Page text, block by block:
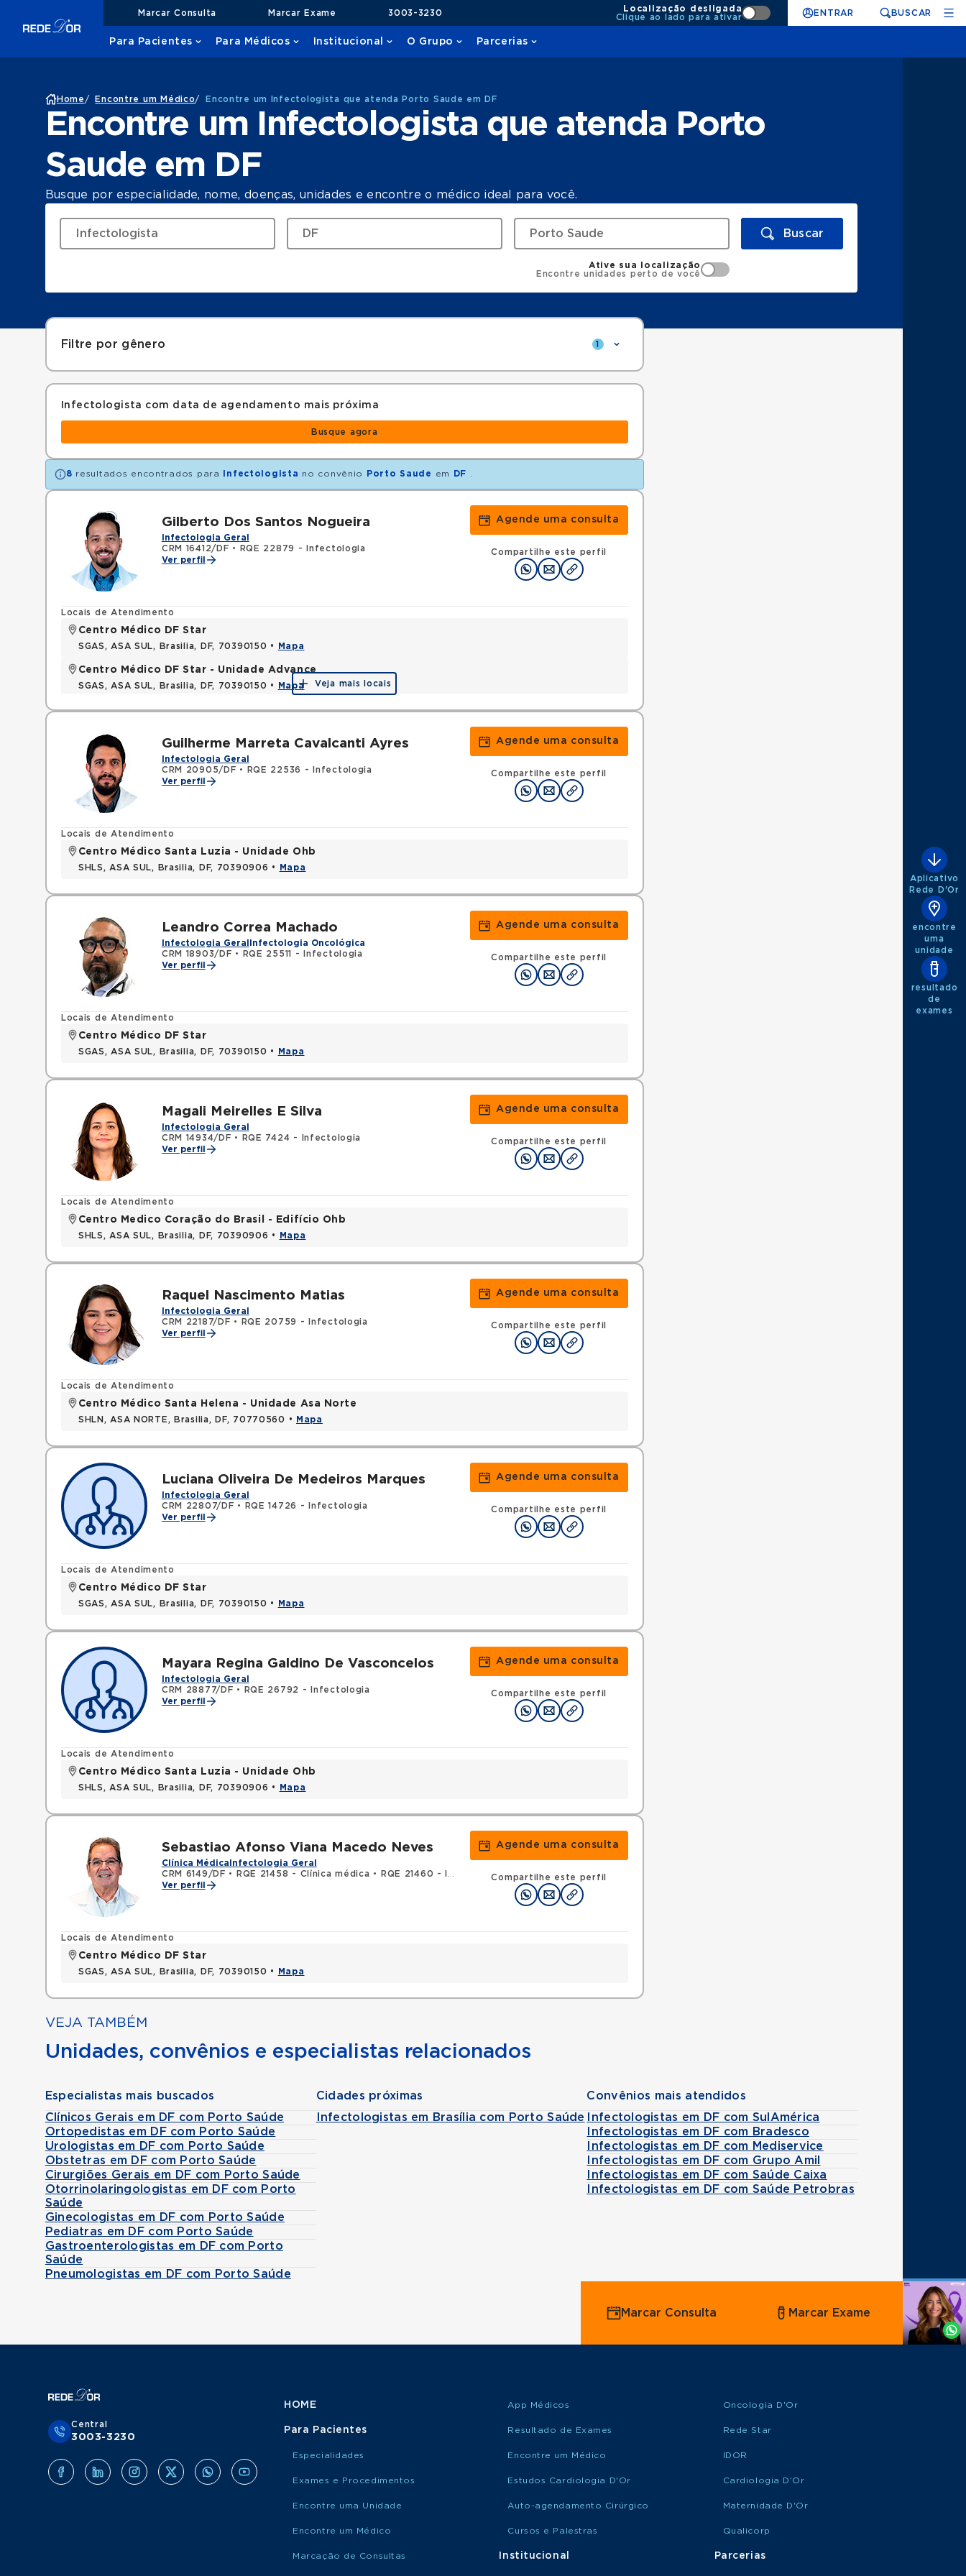
Marcar Consulta Marcar Exame 3003-3230
Localização desligada
Clique ao lado para ativar
ENTRAR BUSCAR
Para Pacientes Para Médicos Institucional O Grupo Parcerias
Home / Encontre um Médico/ Encontre um Infectologista que atenda Porto Saude em DF
Encontre um Infectologista que atenda Porto
Saude em DF
Busque por especialidade, nome, doenças, unidades e encontre o médico ideal para você.
Buscar
Ative sua localização
Encontre unidades perto de você
Filtre por gênero 1
Infectologista com data de agendamento mais próxima
Busque agora
8 resultados encontrados para Infectologista no convênio Porto Saude em DF
Gilberto Dos Santos Nogueira
Infectologia Geral
CRM 16412/DF •
RQE 22879 - Infectologia
Ver perfil
Agende uma consulta
Compartilhe este perfil
Locais de Atendimento
Centro Médico DF Star
SGAS, ASA SUL, Brasilia, DF, 70390150 • Mapa
Centro Médico DF Star - Unidade Advance
SGAS, ASA SUL, Brasilia, DF, 70390150 • Mapa Veja mais locais
Guilherme Marreta Cavalcanti Ayres
Infectologia Geral
CRM 20905/DF •
RQE 22536 - Infectologia
Ver perfil
Agende uma consulta
Compartilhe este perfil
Locais de Atendimento
Centro Médico Santa Luzia - Unidade Ohb
SHLS, ASA SUL, Brasilia, DF, 70390906 • Mapa
Leandro Correa Machado
Infectologia Geral
Infectologia Oncológica
CRM 18903/DF •
RQE 25511 - Infectologia
Ver perfil
Agende uma consulta
Compartilhe este perfil
Locais de Atendimento
Centro Médico DF Star
SGAS, ASA SUL, Brasilia, DF, 70390150 • Mapa
Magali Meirelles E Silva
Infectologia Geral
CRM 14934/DF •
RQE 7424 - Infectologia
Ver perfil
Agende uma consulta
Compartilhe este perfil
Locais de Atendimento
Centro Medico Coração do Brasil - Edifício Ohb
SHLS, ASA SUL, Brasilia, DF, 70390906 • Mapa
Raquel Nascimento Matias
Infectologia Geral
CRM 22187/DF •
RQE 20759 - Infectologia
Ver perfil
Agende uma consulta
Compartilhe este perfil
Locais de Atendimento
Centro Médico Santa Helena - Unidade Asa Norte
SHLN, ASA NORTE, Brasilia, DF, 70770560 • Mapa
Luciana Oliveira De Medeiros Marques
Infectologia Geral
CRM 22807/DF •
RQE 14726 - Infectologia
Ver perfil
Agende uma consulta
Compartilhe este perfil
Locais de Atendimento
Centro Médico DF Star
SGAS, ASA SUL, Brasilia, DF, 70390150 • Mapa
Mayara Regina Galdino De Vasconcelos
Infectologia Geral
CRM 28877/DF •
RQE 26792 - Infectologia
Ver perfil
Agende uma consulta
Compartilhe este perfil
Locais de Atendimento
Centro Médico Santa Luzia - Unidade Ohb
SHLS, ASA SUL, Brasilia, DF, 70390906 • Mapa
Sebastiao Afonso Viana Macedo Neves
Clínica Médica Infectologia Geral
CRM 6149/DF • RQE 21458 - Clínica médica •
RQE 21460 - Infectologia
Ver perfil
Agende uma consulta
Compartilhe este perfil
Locais de Atendimento
Centro Médico DF Star
SGAS, ASA SUL, Brasilia, DF, 70390150 • Mapa
VEJA TAMBÉM
Unidades, convênios e especialistas relacionados
Especialistas mais buscados
Clínicos Gerais em DF com Porto Saúde
Ortopedistas em DF com Porto Saúde
Urologistas em DF com Porto Saúde
Obstetras em DF com Porto Saúde
Cirurgiões Gerais em DF com Porto Saúde
Otorrinolaringologistas em DF com Porto
Saúde
Ginecologistas em DF com Porto Saúde
Pediatras em DF com Porto Saúde
Gastroenterologistas em DF com Porto
Saúde
Pneumologistas em DF com Porto Saúde
Cidades próximas
Infectologistas em Brasília com Porto Saúde
Convênios mais atendidos
Infectologistas em DF com SulAmérica
Infectologistas em DF com Bradesco
Infectologistas em DF com Mediservice
Infectologistas em DF com Grupo Amil
Infectologistas em DF com Saúde Caixa
Infectologistas em DF com Saúde Petrobras
Aplicativo
Rede D'Or
encontre
uma
unidade
resultado
de
exames
Agende
Whatsapp
Marcar Consulta Marcar Exame
Central
3003-3230
HOME
Para Pacientes
Especialidades
Exames e Procedimentos
Encontre uma Unidade
Encontre um Médico
Marcação de Consultas
App Médicos
Resultado de Exames
Encontre um Médico
Estudos Cardiologia D'Or
Auto-agendamento Cirúrgico
Cursos e Palestras
Institucional
Oncologia D'Or
Rede Star
IDOR
Cardiologia D’Or
Maternidade D'Or
Qualicorp
Parcerias